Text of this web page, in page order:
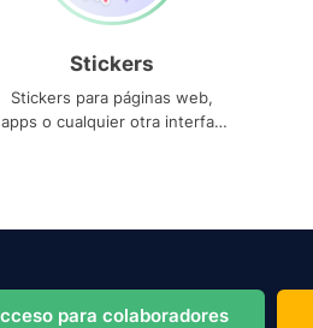
Stickers
Stickers para páginas web,
apps o cualquier otra interfaz
para colaboradores